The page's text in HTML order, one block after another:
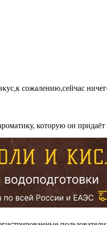
сожалению,сейчас
которую он придаёт